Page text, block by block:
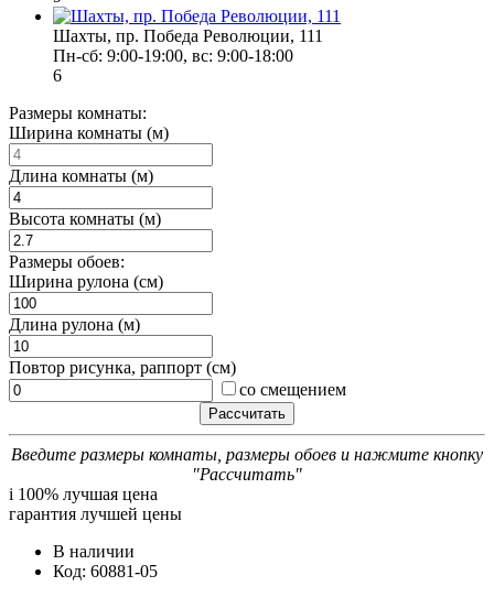
Шахты, пр. Победа Революции, 111
Пн-сб: 9:00-19:00, вс: 9:00-18:00
6
Размеры комнаты:
Ширина комнаты (м)
Длина комнаты (м)
Высота комнаты (м)
Размеры обоев:
Ширина рулона (см)
Длина рулона (м)
Повтор рисунка, раппорт (см)
со смещением
Введите размеры комнаты, размеры обоев и нажмите кнопку
"Рассчитать"
i 100% лучшая цена
гарантия лучшей цены
В наличии
Код: 60881-05